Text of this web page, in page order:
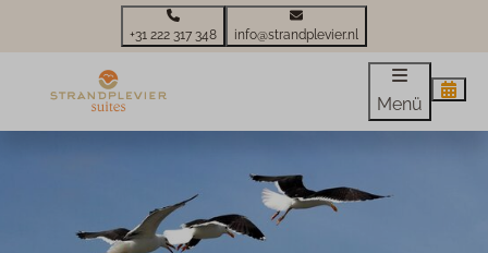
+31 222 317 348 info@strandplevier.nl
Menü